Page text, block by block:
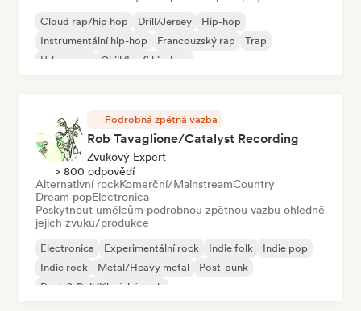
Cloud rap/hip hop Drill/Jersey
Hip-hop
Instrumentální hip-hop
Francouzský rap
Trap
Urban pop
Chill/Lo-fi hip-hop
Podrobná zpětná vazba
Rob Tavaglione/Catalyst Recording
Zvukový Expert
> 800 odpovědí
Alternativní rockKomerční/MainstreamCountry
Dream popElectronica
Poskytnout umělcům podrobnou zpětnou vazbu ohledně
jejich zvuku/produkce
Electronica Experimentální rock Indie folk
Indie pop
Indie rock
Metal/Heavy metal
Post-punk
Rock & Roll/Klasický rock